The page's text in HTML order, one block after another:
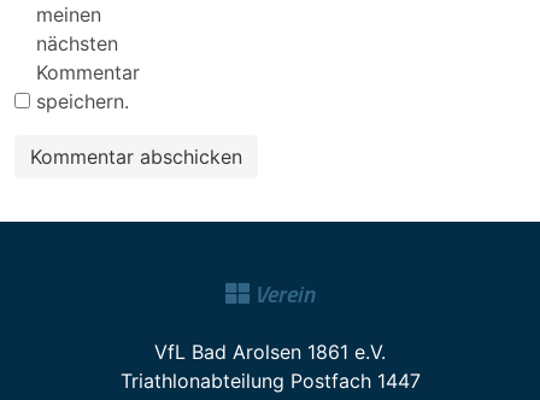
meinen
nächsten
Kommentar
speichern.
Verein
VfL Bad Arolsen 1861 e.V.
Triathlonabteilung Postfach 1447